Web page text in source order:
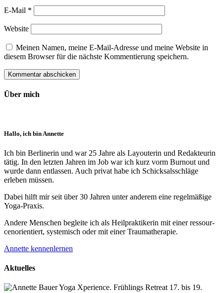
E-Mail *
Website
Meinen Namen, meine E-Mail-Adresse und meine Website in
diesem Browser für die nächste Kommentierung speichern.
Über mich
Hallo, ich bin Annette
Ich bin Berlinerin und war 25 Jahre als Layouterin und Redak­teurin
tätig. In den letzten Jahren im Job war ich kurz vorm Burnout und
wurde dann ent­lassen. Auch privat habe ich Schick­sals­schläge
erleben müssen.
Dabei hilft mir seit über 30 Jahren unter anderem eine regelmäßige
Yoga-Praxis.
Andere Menschen begleite ich als Heil­prakti­kerin mit einer ressour­
cenorien­tiert, systemisch oder mit einer Trauma­therapie.
Annette kennenlernen
Aktuelles